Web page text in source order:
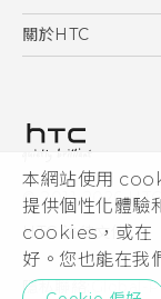
本網站使用
提供個性化體驗
cookies，或在
好。您也能在我
區塊鍊手機
HTC Research
服務中心
關於HTC
私隱政策
產品安全
加入HTC
Security and
© 2011-2026
HTC 法律文件
隱私聯絡:Global-